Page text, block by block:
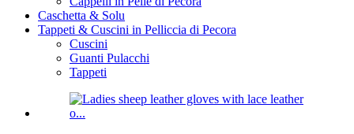
Caschetta & Solu
Tappeti & Cuscini in Pelliccia di Pecora
Cuscini
Guanti Pulacchi
Tappeti